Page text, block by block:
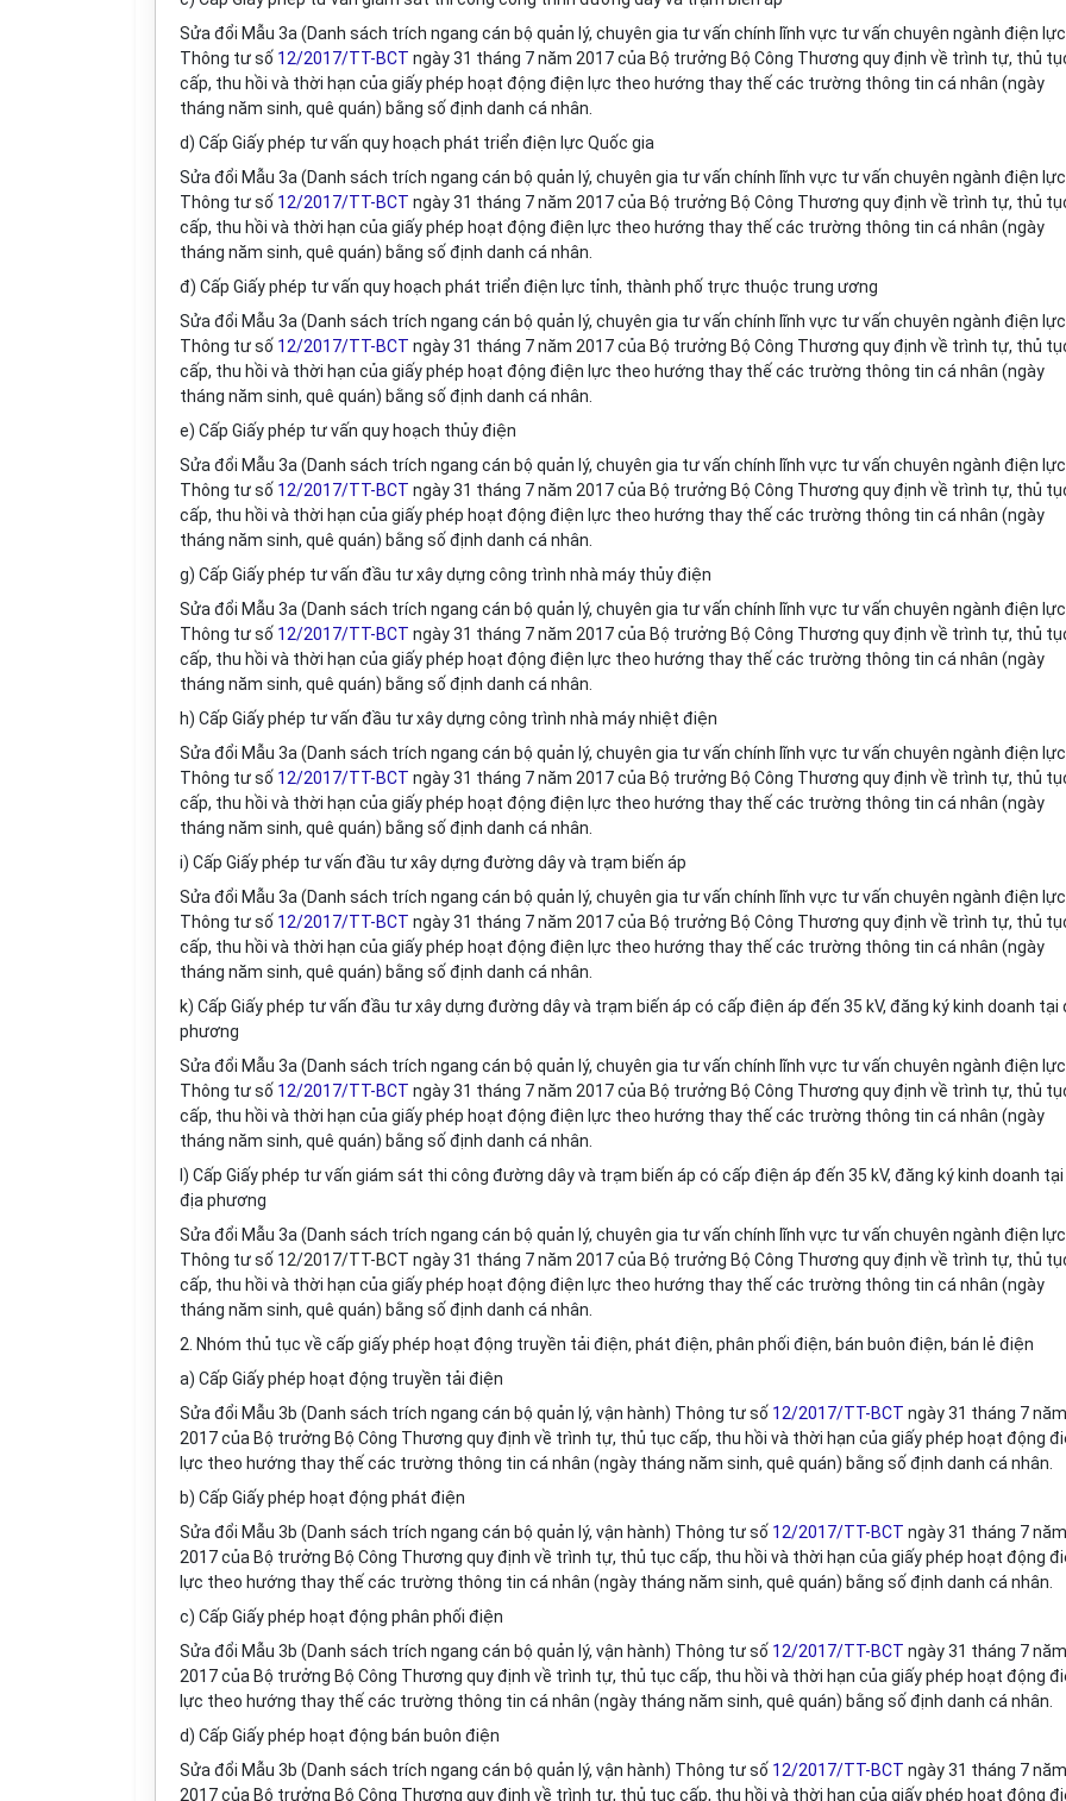
Sửa đổi Mẫu 3a (Danh sách trích ngang cán bộ quản lý, chuyên gia tư vấn chính lĩnh vực tư vấn chuyên ngành điện
Thông tư số 12/2017/TT-BCT ngày 31 tháng 7 năm 2017 của Bộ trưởng Bộ Công Thương quy định về trình tự, thủ
cấp, thu hồi và thời hạn của giấy phép hoạt động điện lực theo hướng thay thế các trường thông tin cá nhân (ngày
tháng năm sinh, quê quán) bằng số định danh cá nhân.
d) Cấp Giấy phép tư vấn quy hoạch phát triển điện lực Quốc gia
Sửa đổi Mẫu 3a (Danh sách trích ngang cán bộ quản lý, chuyên gia tư vấn chính lĩnh vực tư vấn chuyên ngành điện
Thông tư số 12/2017/TT-BCT ngày 31 tháng 7 năm 2017 của Bộ trưởng Bộ Công Thương quy định về trình tự, thủ
cấp, thu hồi và thời hạn của giấy phép hoạt động điện lực theo hướng thay thế các trường thông tin cá nhân (ngày
tháng năm sinh, quê quán) bằng số định danh cá nhân.
đ) Cấp Giấy phép tư vấn quy hoạch phát triển điện lực tỉnh, thành phố trực thuộc trung ương
Sửa đổi Mẫu 3a (Danh sách trích ngang cán bộ quản lý, chuyên gia tư vấn chính lĩnh vực tư vấn chuyên ngành điện
Thông tư số 12/2017/TT-BCT ngày 31 tháng 7 năm 2017 của Bộ trưởng Bộ Công Thương quy định về trình tự, thủ
cấp, thu hồi và thời hạn của giấy phép hoạt động điện lực theo hướng thay thế các trường thông tin cá nhân (ngày
tháng năm sinh, quê quán) bằng số định danh cá nhân.
e) Cấp Giấy phép tư vấn quy hoạch thủy điện
Sửa đổi Mẫu 3a (Danh sách trích ngang cán bộ quản lý, chuyên gia tư vấn chính lĩnh vực tư vấn chuyên ngành điện
Thông tư số 12/2017/TT-BCT ngày 31 tháng 7 năm 2017 của Bộ trưởng Bộ Công Thương quy định về trình tự, thủ
cấp, thu hồi và thời hạn của giấy phép hoạt động điện lực theo hướng thay thế các trường thông tin cá nhân (ngày
tháng năm sinh, quê quán) bằng số định danh cá nhân.
g) Cấp Giấy phép tư vấn đầu tư xây dựng công trình nhà máy thủy điện
Sửa đổi Mẫu 3a (Danh sách trích ngang cán bộ quản lý, chuyên gia tư vấn chính lĩnh vực tư vấn chuyên ngành điện
Thông tư số 12/2017/TT-BCT ngày 31 tháng 7 năm 2017 của Bộ trưởng Bộ Công Thương quy định về trình tự, thủ
cấp, thu hồi và thời hạn của giấy phép hoạt động điện lực theo hướng thay thế các trường thông tin cá nhân (ngày
tháng năm sinh, quê quán) bằng số định danh cá nhân.
h) Cấp Giấy phép tư vấn đầu tư xây dựng công trình nhà máy nhiệt điện
Sửa đổi Mẫu 3a (Danh sách trích ngang cán bộ quản lý, chuyên gia tư vấn chính lĩnh vực tư vấn chuyên ngành điện
Thông tư số 12/2017/TT-BCT ngày 31 tháng 7 năm 2017 của Bộ trưởng Bộ Công Thương quy định về trình tự, thủ
cấp, thu hồi và thời hạn của giấy phép hoạt động điện lực theo hướng thay thế các trường thông tin cá nhân (ngày
tháng năm sinh, quê quán) bằng số định danh cá nhân.
i) Cấp Giấy phép tư vấn đầu tư xây dựng đường dây và trạm biến áp
Sửa đổi Mẫu 3a (Danh sách trích ngang cán bộ quản lý, chuyên gia tư vấn chính lĩnh vực tư vấn chuyên ngành điện
Thông tư số 12/2017/TT-BCT ngày 31 tháng 7 năm 2017 của Bộ trưởng Bộ Công Thương quy định về trình tự, thủ
cấp, thu hồi và thời hạn của giấy phép hoạt động điện lực theo hướng thay thế các trường thông tin cá nhân (ngày
tháng năm sinh, quê quán) bằng số định danh cá nhân.
k) Cấp Giấy phép tư vấn đầu tư xây dựng đường dây và trạm biến áp có cấp điện áp đến 35 kV, đăng ký kinh doanh tại
phương
Sửa đổi Mẫu 3a (Danh sách trích ngang cán bộ quản lý, chuyên gia tư vấn chính lĩnh vực tư vấn chuyên ngành điện
Thông tư số 12/2017/TT-BCT ngày 31 tháng 7 năm 2017 của Bộ trưởng Bộ Công Thương quy định về trình tự, thủ
cấp, thu hồi và thời hạn của giấy phép hoạt động điện ực theo hướng thay thế các trường thông tin cá nhân (ngày
tháng năm sinh, quê quán) bằng số định danh cá nhân.
l) Cấp Giấy phép tư vấn giám sát thi công đường dây và trạm biến áp có cấp điện áp đến 35 kV, đăng ký kinh doanh tại
địa phương
Sửa đổi Mẫu 3a (Danh sách trích ngang cán bộ quản lý, chuyên gia tư vấn chính lĩnh vực tư vấn chuyên ngành điện
Thông tư số 12/2017/TT-BCT ngày 31 tháng 7 năm 2017 của Bộ trưởng Bộ Công Thương quy định về trình tự, thủ
cấp, thu hồi và thời hạn của giấy phép hoạt động điện lực theo hướng thay thế các trường thông tin cá nhân (ngày
tháng năm sinh, quê quán) bằng số định danh cá nhân.
2. Nhóm thủ tục về cấp giấy phép hoạt động truyền tải điện, phát điện, phân phối điện, bán buôn điện, bán lẻ điện
a) Cấp Giấy phép hoạt động truyền tải điện
Sửa đổi Mẫu 3b (Danh sách trích ngang cán bộ quản lý, vận hành) Thông tư số 12/2017/TT-BCT ngày 31 tháng 7 năm
2017 của Bộ trưởng Bộ Công Thương quy định về trình tự, thủ tục cấp, thu hồi và thời hạn của giấy phép hoạt động
lực theo hướng thay thế các trường thông tin cá nhân (ngày tháng năm sinh, quê quán) bằng số định danh cá nhân.
b) Cấp Giấy phép hoạt động phát điện
Sửa đổi Mẫu 3b (Danh sách trích ngang cán bộ quản lý, vận hành) Thông tư số 12/2017/TT-BCT ngày 31 tháng 7 năm
2017 của Bộ trưởng Bộ Công Thương quy định về trình tự, thủ tục cấp, thu hồi và thời hạn của giấy phép hoạt động
lực theo hướng thay thế các trường thông tin cá nhân (ngày tháng năm sinh, quê quán) bằng số định danh cá nhân.
c) Cấp Giấy phép hoạt động phân phối điện
Sửa đổi Mẫu 3b (Danh sách trích ngang cán bộ quản lý, vận hành) Thông tư số 12/2017/TT-BCT ngày 31 tháng 7 năm
2017 của Bộ trưởng Bộ Công Thương quy định về trình tự, thủ tục cấp, thu hồi và thời hạn của giấy phép hoạt động
lực theo hướng thay thế các trường thông tin cá nhân (ngày tháng năm sinh, quê quán) bằng số định danh cá nhân
d) Cấp Giấy phép hoạt động bán buôn điện
Sửa đổi Mẫu 3b (Danh sách trích ngang cán bộ quản lý, vận hành) Thông tư số 12/2017/TT-BCT ngày 31 tháng 7 năm
2017 của Bộ trưởng Bộ Công Thương quy định về trình tự, thủ tục cấp, thu hồi và thời hạn của giấy phép hoạt động